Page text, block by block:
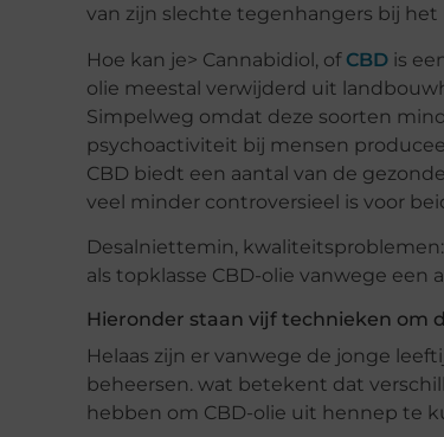
van zijn slechte tegenhangers bij het
Hoe kan je> Cannabidiol, of CBD is
olie meestal verwijderd uit
Simpelweg omdat deze soorten
psychoactiviteit bij mensen
CBD biedt een aantal van de
veel minder controversieel is voor
Desalniettemin,
als topklasse CBD-olie vanwege
Hieronder staan ​​vijf technieken om
Helaas zijn er vanwege de jonge
beheersen. wat betekent dat
hebben om CBD-olie uit hennep te